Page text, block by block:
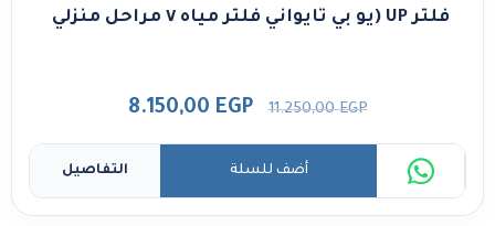
فلتر UP (يو بي تايواني فلتر مياه ٧ مراحل منزلي
11.250,00EGP
8.150,00 EGP
التفاصيل أضف للسلة